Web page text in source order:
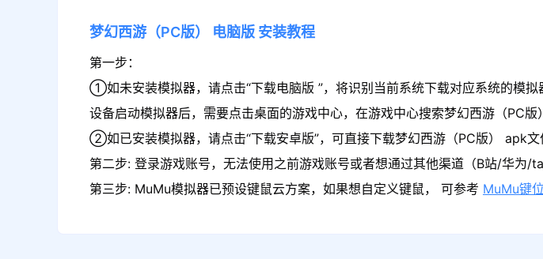
梦幻西游（PC版） 电脑版 安装教程
第一步：
①如未安装模拟器，请点击“下载电脑版 ”，将识别当前系统下载对应系统的模
设备启动模拟器后，需要点击桌面的游戏中心，在游戏中心搜索梦幻西游（PC版
②如已安装模拟器，请点击“下载安卓版”，可直接下载梦幻西游（PC版） apk文
第二步: 登录游戏账号，无法使用之前游戏账号或者想通过其他渠道（B站/华为/
第三步: MuMu模拟器已预设键鼠云方案，如果想自定义键鼠， 可参考 MuMu键